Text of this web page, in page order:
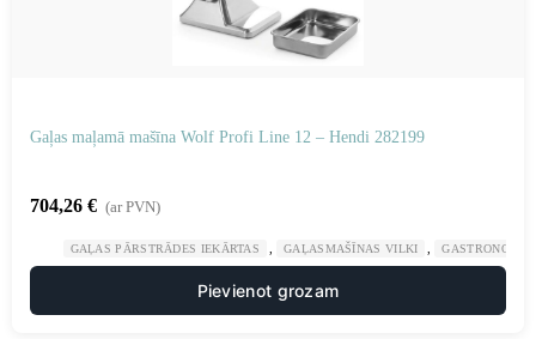
Gaļas maļamā mašīna Wolf Profi Line 12 – Hendi 282199
704,26 € (ar PVN)
GAĻAS PĀRSTRĀDES IEKĀRTAS GAĻASMAŠĪNAS VILKI
Pievienot grozam